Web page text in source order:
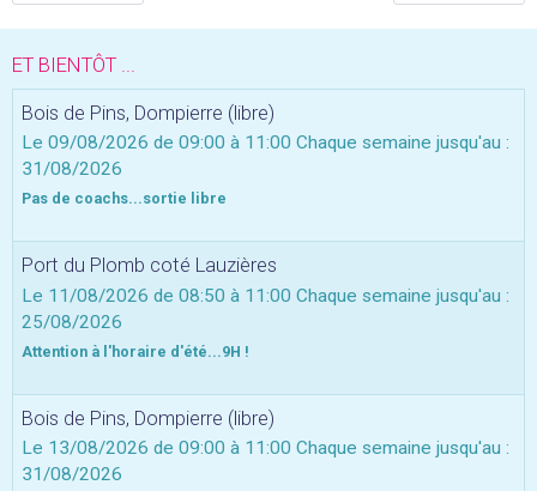
ET BIENTÔT ...
Bois de Pins, Dompierre (libre)
Le 09/08/2026 de 09:00 à 11:00 Chaque semaine jusqu'au :
31/08/2026
Pas de coachs...sortie libre
Port du Plomb coté Lauzières
Le 11/08/2026 de 08:50 à 11:00 Chaque semaine jusqu'au :
25/08/2026
Attention à l'horaire d'été...9H !
Bois de Pins, Dompierre (libre)
Le 13/08/2026 de 09:00 à 11:00 Chaque semaine jusqu'au :
31/08/2026